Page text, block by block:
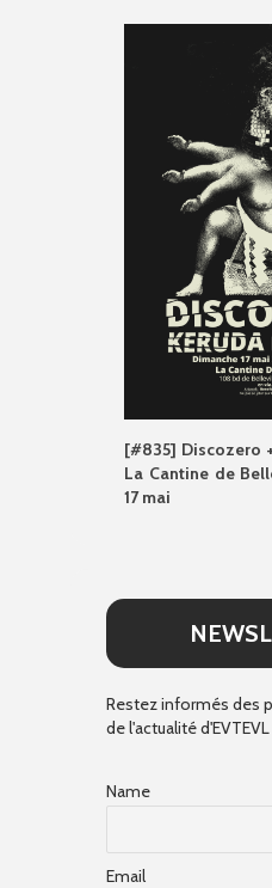
[#835] Discozero
La Cantine de
17 mai
Restez informés des
de l'actualité d'EVTEVL
Name
Email